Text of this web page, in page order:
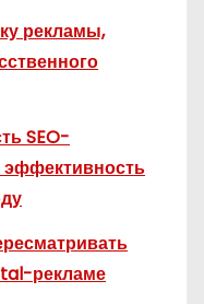
рекламы,
SEO-
рекламе